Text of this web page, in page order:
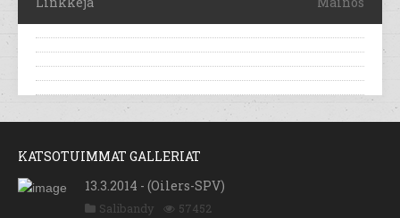
KATSOTUIMMAT GALLERIAT
13.3.2014 - (Oilers-SPV)
Salibandy 57452